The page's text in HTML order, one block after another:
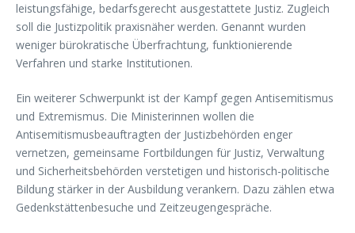
leistungsfähige, bedarfsgerecht ausgestattete Justiz. Zugleich
soll die Justizpolitik praxisnäher werden. Genannt wurden
weniger bürokratische Überfrachtung, funktionierende
Verfahren und starke Institutionen.
Ein weiterer Schwerpunkt ist der Kampf gegen Antisemitismus
und Extremismus. Die Ministerinnen wollen die
Antisemitismusbeauftragten der Justizbehörden enger
vernetzen, gemeinsame Fortbildungen für Justiz, Verwaltung
und Sicherheitsbehörden verstetigen und historisch-politische
Bildung stärker in der Ausbildung verankern. Dazu zählen etwa
Gedenkstättenbesuche und Zeitzeugengespräche.